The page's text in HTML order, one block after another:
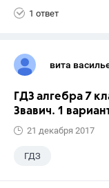
1 ответ
вита
ГДЗ алгебра 7
Звавич. 1
21 декабря 2017
ГДЗ